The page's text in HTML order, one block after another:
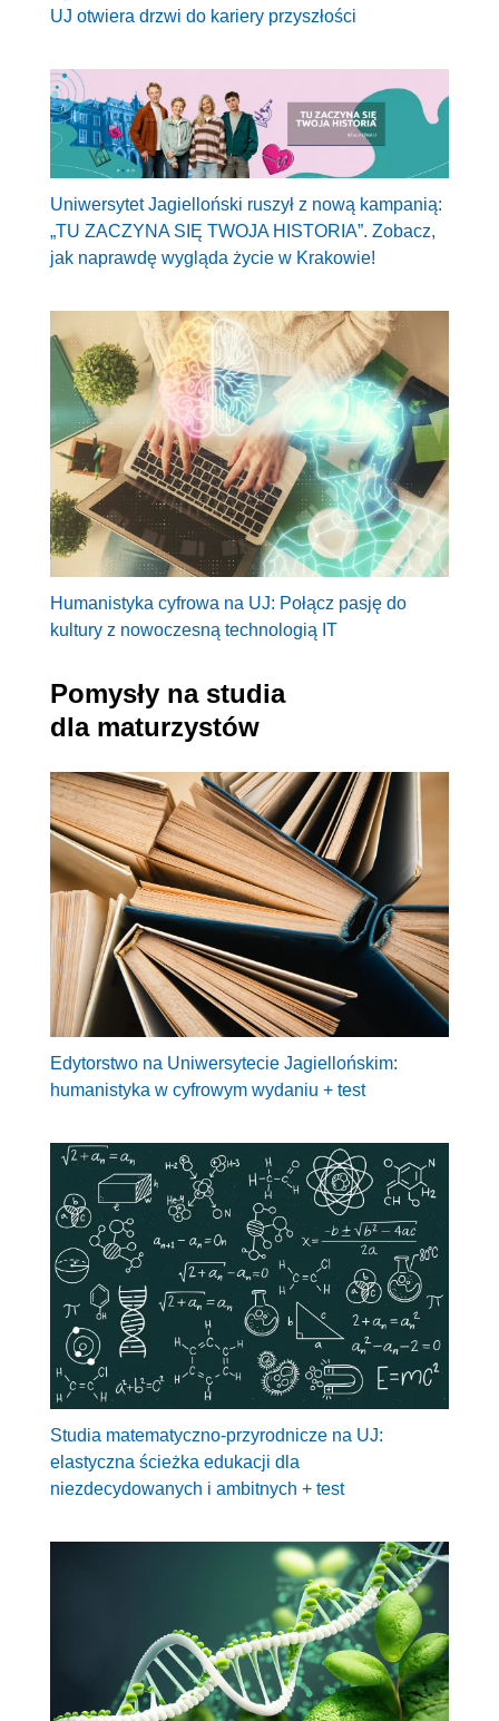
UJ otwiera drzwi do kariery przyszłości
Uniwersytet Jagielloński ruszył z nową kampanią:
„TU ZACZYNA SIĘ TWOJA HISTORIA”. Zobacz,
jak naprawdę wygląda życie w Krakowie!
Humanistyka cyfrowa na UJ: Połącz pasję do
kultury z nowoczesną technologią IT
Pomysły na studia
dla maturzystów
Edytorstwo na Uniwersytecie Jagiellońskim:
humanistyka w cyfrowym wydaniu + test
Studia matematyczno-przyrodnicze na UJ:
elastyczna ścieżka edukacji dla
niezdecydowanych i ambitnych + test